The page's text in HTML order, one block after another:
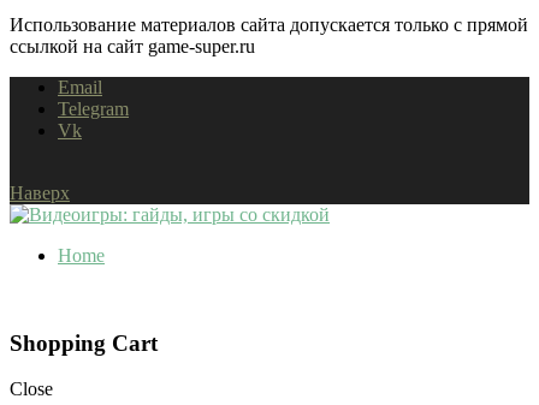
Использование материалов сайта допускается только с прямой
ссылкой на сайт game-super.ru
Email
Telegram
Vk
Наверх
Home
Shopping Cart
Close